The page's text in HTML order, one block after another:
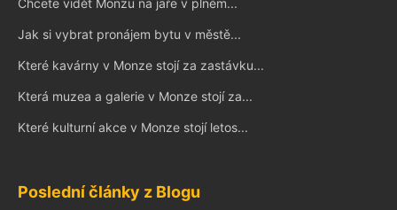
Jak si vybrat pronájem bytu v městě...
Které kavárny v Monze stojí za zastávku...
Která muzea a galerie v Monze stojí za...
Které kulturní akce v Monze stojí letos...
Poslední články z Blogu